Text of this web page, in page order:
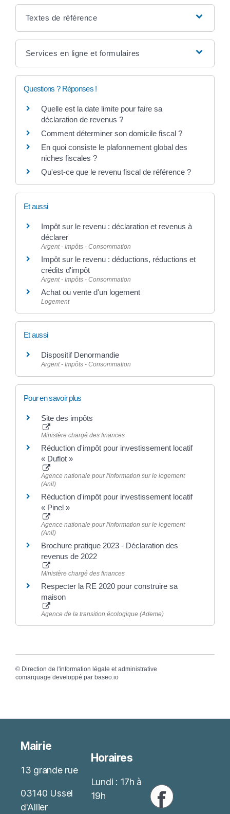
Textes de référence
Services en ligne et formulaires
Questions ? Réponses !
Quelle est la date limite pour faire sa
déclaration de revenus ?
Comment déterminer son domicile fiscal ?
En quoi consiste le plafonnement global des
niches fiscales ?
Qu'est-ce que le revenu fiscal de référence ?
Et aussi
Impôt sur le revenu : déclaration et revenus à
déclarer
Argent - Impôts - Consommation
Impôt sur le revenu : déductions, réductions et
crédits d'impôt
Argent - Impôts - Consommation
Achat ou vente d'un logement
Logement
Et aussi
Dispositif Denormandie
Argent - Impôts - Consommation
Pour en savoir plus
Site des impôts
Ministère chargé des finances
Réduction d'impôt pour investissement locatif
« Duflot »
Agence nationale pour l'information sur le logement
(Anil)
Réduction d'impôt pour investissement locatif
« Pinel »
Agence nationale pour l'information sur le logement
(Anil)
Brochure pratique 2023 - Déclaration des
revenus de 2022
Ministère chargé des finances
Respecter la RE 2020 pour construire sa
maison
Agence de la transition écologique (Ademe)
© Direction de l'information légale et administrative
comarquage developpé par baseo.io
Mairie
13 grande rue
03140 Ussel
d'Allier
Horaires
Lundi : 17h à
19h